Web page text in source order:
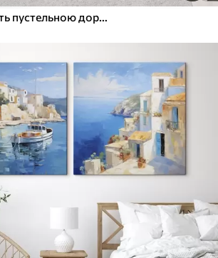
Мотоцикліст мчить пустельною дорогою